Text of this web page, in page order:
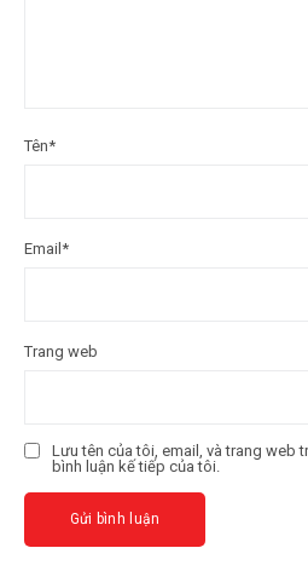
Tên*
Email*
Trang web
Lưu tên của tôi, email, và trang web
bình luận kế tiếp của tôi.